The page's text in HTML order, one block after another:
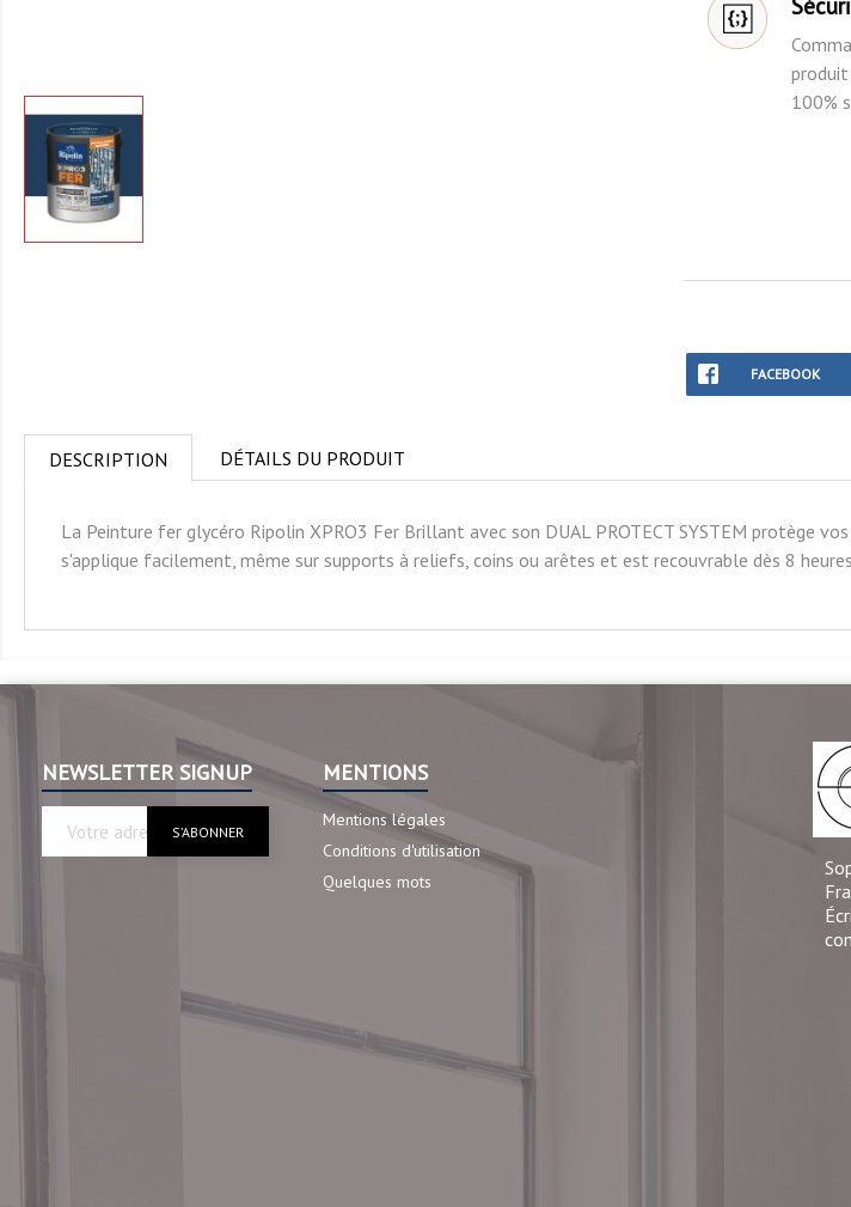
100%
FACEBOOK
DESCRIPTION DÉTAILS DU PRODUIT
La Peinture fer glycéro Ripolin XPRO3 Fer Brillant avec son DUAL PROTECT SYSTEM protège
s'applique facilement, même sur supports à reliefs, coins ou arêtes et est recouvrable dès 8
NEWSLETTER SIGNUP MENTIONS
Mentions légales
Conditions d'utilisation
Quelques mots